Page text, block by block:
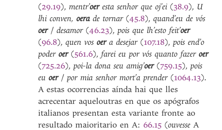
(29.19),mentr’oeresta senhor que oj’ei(38.9), U
lhi conven,oerade tornar(45.8),quand’eu de vós
oer / desamor(46.23),pois que lh’esto feit’oer
(96.8),quen vosoera desejar(107.18),pois end’o
poderoer(561.6),farei eu por vós quanto fazeroer
(725.26),poi-la dona seu amig’oer(759.15),pois
euoer / por mia senhor mort’a prender(1064.13).
A estas ocorrencias aínda hai que lles
acrecentar aqueloutras en que os apógrafos
italianos presentan esta variante fronte ao
resultado maioritario en A: 66.15 (ouvesse A